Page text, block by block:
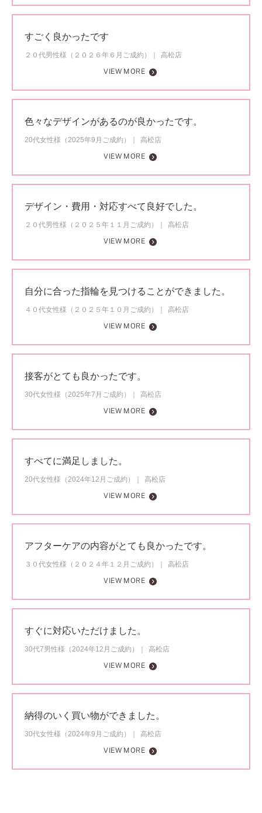
すごく良かったです
２０代男性様（２０２６年６月ご成約）
高松店
VIEW MORE
色々なデザインがあるのが良かったです。
20代女性様（2025年9月ご成約）
高松店
VIEW MORE
デザイン・費用・対応すべて良好でした。
２０代男性様（２０２５年１１月ご成約）
高松店
VIEW MORE
自分に合った指輪を見つけることができました。
４０代女性様（２０２５年１０月ご成約）
高松店
VIEW MORE
接客がとても良かったです。
30代女性様（2025年7月ご成約）
高松店
VIEW MORE
すべてに満足しました。
20代女性様（2024年12月ご成約）
高松店
VIEW MORE
アフターケアの内容がとても良かったです。
３０代女性様（２０２４年１２月ご成約）
高松店
VIEW MORE
すぐに対応いただけました。
30代7男性様（2024年12月ご成約）
高松店
VIEW MORE
納得のいく買い物ができました。
30代女性様（2024年9月ご成約）
高松店
VIEW MORE